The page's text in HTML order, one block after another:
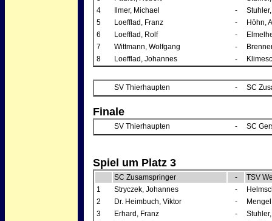
4
Ilmer, Michael -
5
Loefflad, Franz -
Höhn,
6
Loefflad, Rolf -
7
Wittmann, Wolfgang -
8
Loefflad, Johannes -
SV Thierhaupten - SC
Finale
SV Thierhaupten - SC
Spiel um Platz 3
SC Zusamspringer -
TSV
1
Stryczek, Johannes -
2
Dr. Heimbuch, Viktor -
3
Erhard, Franz -